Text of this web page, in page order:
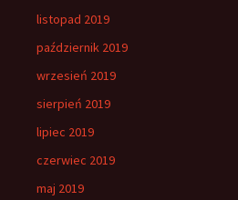
listopad 2019
październik 2019
wrzesień 2019
sierpień 2019
lipiec 2019
czerwiec 2019
maj 2019